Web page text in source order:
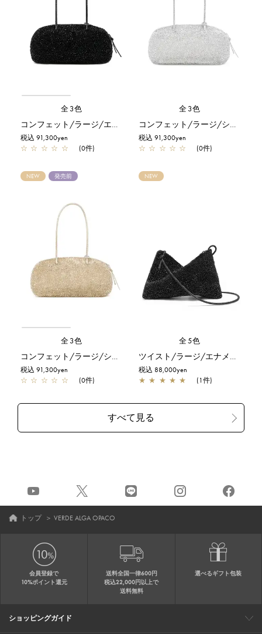
全3色
コンフェット/ラージ/エナメルブラック
税込 91,300yen
☆ ☆ ☆ ☆ ☆ (0件)
全3色
コンフェット/ラージ/シルバー
税込 91,300yen
☆ ☆ ☆ ☆ ☆ (0件)
NEW 発売前
全3色
コンフェット/ラージ/シルバーゴールド
税込 91,300yen
☆ ☆ ☆ ☆ ☆ (0件)
NEW
全5色
ツイスト/ラージ/エナメルブラック
税込 88,000yen
★ ★ ★ ★ ★ (1件)
トップ ＞ VERDE ALGA OPACO
会員登録で
10%ポイント還元
送料全国一律600円
税込22,000円以上で
送料無料
選べるギフト包装
ショッピングガイド